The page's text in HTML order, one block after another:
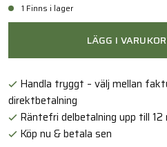
1 Finns i lager
LÄGG I
Handla tryggt – välj mellan
direktbetalning
Räntefri delbetalning upp till 12
Köp nu & betala sen